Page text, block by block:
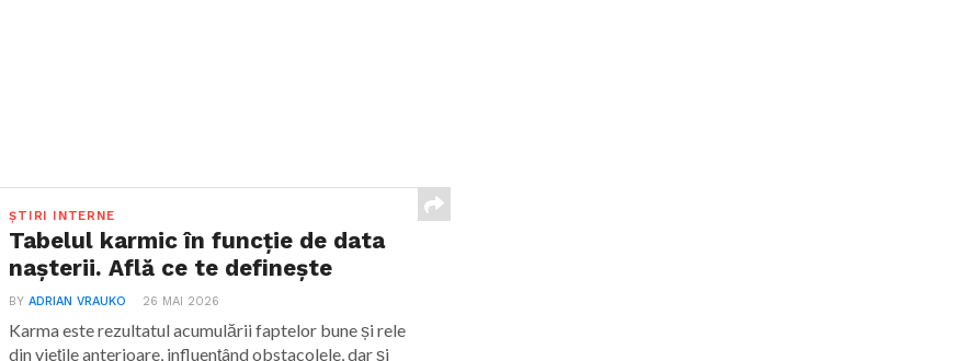
ȘTIRI INTERNE
Tabelul karmic în funcție de data
nașterii. Află ce te definește
BYADRIAN VRAUKO 26 MAI 2026
Karma este rezultatul acumulării faptelor bune și rele
din viețile anterioare, influențând obstacolele, dar și